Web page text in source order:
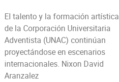
El talento y la formación artística
de la Corporación Universitaria
Adventista (UNAC) continúan
proyectándose en escenarios
internacionales. Nixon David
Aranzalez